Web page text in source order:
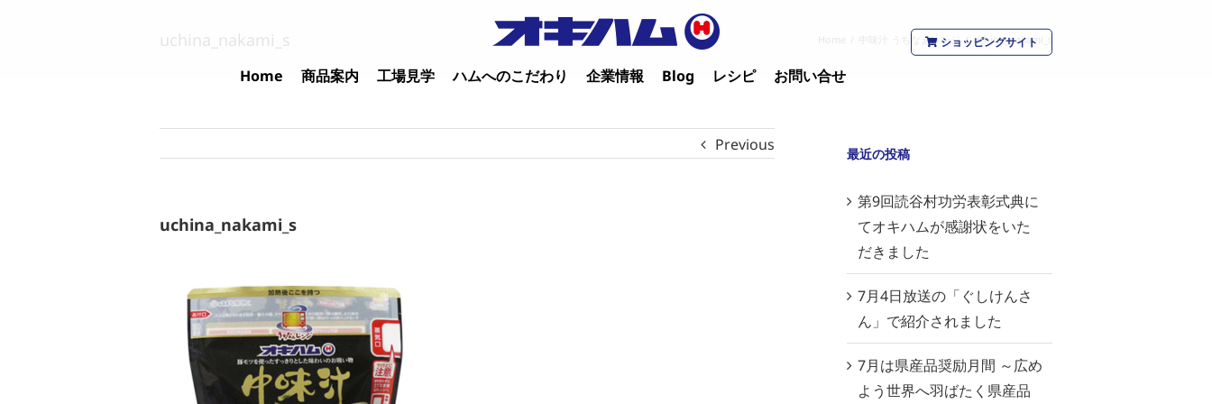
ショッピングサイト
Home 商品案内 工場見学 ハムへのこだわり 企業情報 Blog レシピ お問い合せ
uchina_nakami_s Home 中味汁 うちなぁレンジ / uchina_nakami_s
Previous
uchina_nakami_s
最近の投稿
第9回読谷村功労表彰式典に
てオキハムが感謝状をいた
だきました
7月4日放送の「ぐしけんさ
ん」で紹介されました
7月は県産品奨励月間 ～広め
よう世界へ羽ばたく県産品